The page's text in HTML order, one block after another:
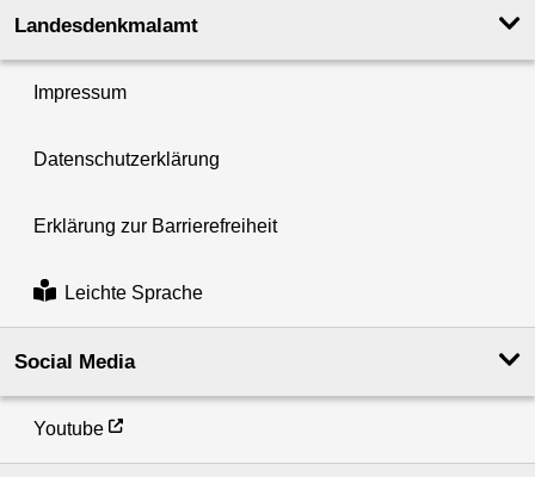
Landesdenkmal­amt
Impressum
Datenschutzerklärung
Erklärung zur Barrierefreiheit
Leichte Sprache
Social Media
Youtube